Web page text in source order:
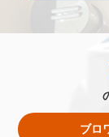
ブロ